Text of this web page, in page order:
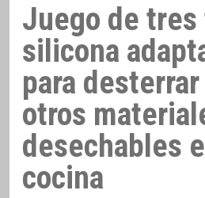
Juego de tres
silicona
para
otros
desechables
cocina